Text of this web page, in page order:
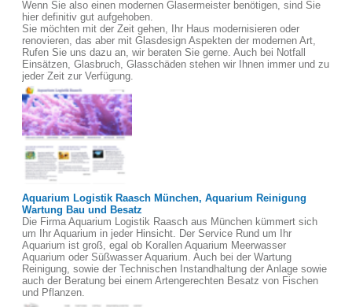
Wenn Sie also einen modernen Glasermeister benötigen, sind Sie
hier definitiv gut aufgehoben.
Sie möchten mit der Zeit gehen, Ihr Haus modernisieren oder
renovieren, das aber mit Glasdesign Aspekten der modernen Art,
Rufen Sie uns dazu an, wir beraten Sie gerne. Auch bei Notfall
Einsätzen, Glasbruch, Glasschäden stehen wir Ihnen immer und zu
jeder Zeit zur Verfügung.
Aquarium Logistik Raasch München, Aquarium Reinigung
Wartung Bau und Besatz
Die Firma Aquarium Logistik Raasch aus München kümmert sich
um Ihr Aquarium in jeder Hinsicht. Der Service Rund um Ihr
Aquarium ist groß, egal ob Korallen Aquarium Meerwasser
Aquarium oder Süßwasser Aquarium. Auch bei der Wartung
Reinigung, sowie der Technischen Instandhaltung der Anlage sowie
auch der Beratung bei einem Artengerechten Besatz von Fischen
und Pflanzen.